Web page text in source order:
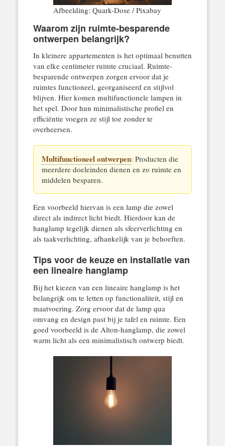
Afbeelding: Quark-Dose / Pixabay
Waarom zijn ruimte-besparende
ontwerpen belangrijk?
In kleinere appartementen is het optimaal benutten
van elke centimeter ruimte cruciaal. Ruimte-
besparende ontwerpen zorgen ervoor dat je
ruimtes functioneel, georganiseerd en stijlvol
blijven. Hier komen multifunctionele lampen in
het spel. Door hun minimalistische profiel en
efficiëntie voegen ze stijl toe zonder te
overheersen.
Multifunctioneel ontwerpen: Producten die
meerdere doeleinden dienen en zo ruimte en
middelen besparen.
Een voorbeeld hiervan is een lamp die zowel
direct als indirect licht biedt. Hierdoor kan de
hanglamp tegelijk dienen als sfeerverlichting en
als taakverlichting, afhankelijk van je behoeften.
Tips voor de keuze en installatie van
een lineaire hanglamp
Bij het kiezen van een lineaire hanglamp is het
belangrijk om te letten op functionaliteit, stijl en
maatvoering. Zorg ervoor dat de lamp qua
omvang en design past bij je tafel en ruimte. Een
goed voorbeeld is de Alton-hanglamp, die zowel
warm licht als een minimalistisch ontwerp biedt.